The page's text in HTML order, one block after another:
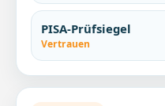
PISA-Prüfsiegel
Vertrauen